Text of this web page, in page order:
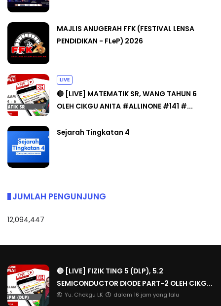
MAJLIS ANUGERAH FFK (FESTIVAL LENSA
PENDIDIKAN - FLeP) 2026
LIVE
🔴 [LIVE] MATEMATIK SR, WANG TAHUN 6
OLEH CIKGU ANITA #ALLINONE #141 #...
Sejarah Tingkatan 4
JUMLAH PENGUNJUNG
12,094,447
🔴 [LIVE] FIZIK TING 5 (DLP), 5.2
SEMICONDUCTOR DIODE PART-2 OLEH CIKG...
Yu. Chekgu LK dalam 16 jam yang lalu